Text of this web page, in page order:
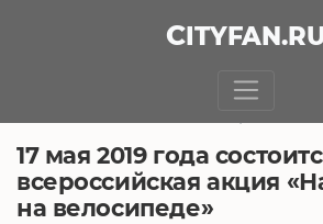
CITYFAN
17 мая 2019 года
всероссийская акция
на велосипеде»